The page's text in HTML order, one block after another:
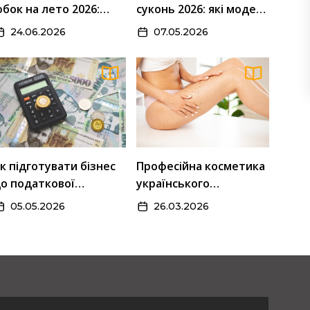
СТАТЬИ
косметика українського виробництва
домашнього догляду
на лето 2026:
топ сезона
24.06.2026
суконь 2026: які моделі
стали головним
07.05.2026
підготувати бізнес
податкової
05.05.2026
Професійна косметика
українського
виробництва для
26.03.2026